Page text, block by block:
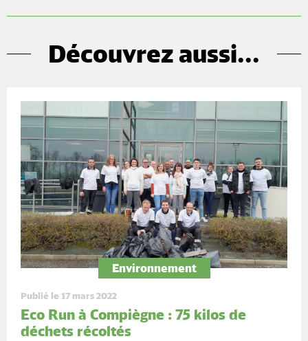
Découvrez aussi...
Environnement
Publié le 17 mars 2022
Eco Run à Compiègne : 75 kilos de
déchets récoltés